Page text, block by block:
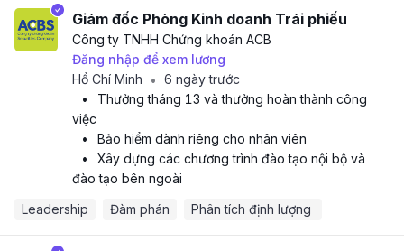
Giám đốc Phòng Kinh doanh Trái phiếu
Công ty TNHH Chứng khoán ACB
Đăng nhập để xem lương
Hồ Chí Minh
• 6 ngày trước
•
Thưởng tháng 13 và thưởng hoàn thành công
việc
•
Bảo hiểm dành riêng cho nhân viên
•
Xây dựng các chương trình đào tạo nội bộ và
đào tạo bên ngoài
Leadership
Đàm phán Phân tích định lượng